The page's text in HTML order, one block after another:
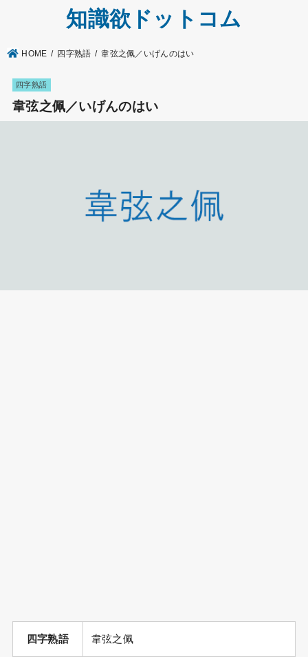
知識欲ドットコム
HOME 四字熟語 韋弦之佩／いげんのはい
四字熟語
韋弦之佩／いげんのはい
四字熟語 韋弦之佩